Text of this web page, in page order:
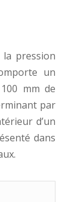
pression
un
mm de
par
d’un
dans